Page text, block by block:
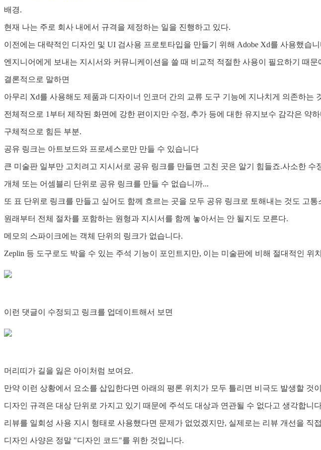
배경.
현재 나는 주로 회사 내에서 규격을 제정하는 일을 진행하고 있다.
이전에는 대략적인 디자인 및 UI 검사용 프로토타입을 만들기 위해 Adobe Xd를 사용했습니
엔지니어에게 보내는 지시서와 커뮤니케이션을 쓸 때 비교적 적절한 사용이 필요하기 때
결론적으로 말하면
아무리 Xd를 사용해도 제품과 디자이너 인코더 간의 교류 도구 기능에 지나치게 의존하는
전체적으로 1부터 제작된 화면에 강한 편이지만 수정, 추가 등에 대한 유지보수 감각은 약하
구체적으로 힘든 부분.
공유 링크는 아트보드와 프로세스로만 만들 수 있습니다
큰 미술판 일부만 고치려고 지시서로 공유 링크를 만들면 고친 곳은 알기 힘들죠.사소한 수
개체 또는 어셈블리 단위로 공유 링크를 만들 수 없습니까...
또 표 단위로 링크를 만들고 싶어도 함께 흐르는 곳을 모두 공유 링크로 토해내는 것도 고
원래부터 전체 절차를 포함하는 원형과 지시서를 함께 놓아서는 안 될지도 모른다.
메모의 스파이크에는 객체 단위의 링크가 없습니다.
Zeplin 등 도구로도 박을 수 있는 주석 기능이 포인트지만, 이는 미술판에 비해 절대적인
이런 댓글이 수정되고 링크를 업데이트해서 보면
머리띠가 길을 잃은 아이처럼 보여요.
만약 이런 상황에서 요소를 삽입한다면 아래의 평론 위치가 모두 틀리면 비극도 발생할 것
디자인 규격은 대상 단위로 가지고 있기 때문에 주석도 대상과 연관될 수 없다고 생각합니
리뷰를 일회성 사용 지시 형태로 사용했다면 문제가 없었겠지만, 실제로는 리뷰 개선을 직
디자인 사양은 정말 "디자인 코드"를 위한 것입니다.